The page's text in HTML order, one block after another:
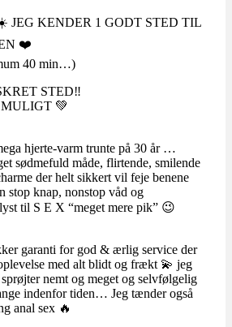
KENDER 1 GODT STED TIL
❤️
40 min…)
STED‼️
💚
hjerte-varm trunte på 30 år …
sødmefuld måde, flirtende, smilende
der helt sikkert vil feje benene
stop knap, nonstop våd og
til S E X “meget mere pik” 😉
garanti for god & ærlig service der
med alt blidt og frækt 💫 jeg
nemt og meget og selvfølgelig
indenfor tiden… Jeg tænder også
anal sex 🔥